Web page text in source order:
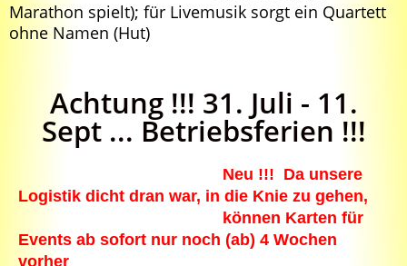
Marathon spielt); für Livemusik sorgt ein Quartett
ohne Namen (Hut)
Achtung !!! 31. Juli - 11.
Sept ... Betriebsferien !!!
Neu !!! Da unsere
Logistik dicht dran war, in die Knie zu gehen,
können Karten für
Events ab sofort nur noch (ab) 4 Wochen
vorher